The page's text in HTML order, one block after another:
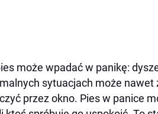
może wpadać w panikę:
sytuacjach może nawet
przez okno. Pies w panice